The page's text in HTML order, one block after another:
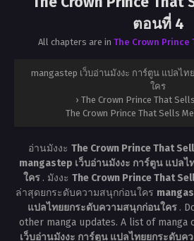
ตอนที่ 4
All chapters are in The Crown Prince
mangastep เว็บอ่านมังงะ การ์ตูน แปลไ
ใคร
› The Crown Prince That
The Crown Prince That Sells
อ่านมังงะ The Crown Prince That
mangastep เว็บอ่านมังงะ การ์ตูน แปล
ใคร . มังงะ The Crown Prince That
ล่าสุดยกระดับความสนุกก่อนใคร
แปลไทยยกระดับความสนุกก่อนใคร .
other manga updates. A list of manga
เว็บอ่านมังงะ การ์ตูน แปลไทยยกระดับค